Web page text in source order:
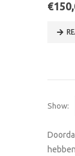
€
Show: